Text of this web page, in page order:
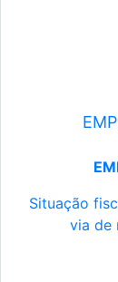
Situação
via de